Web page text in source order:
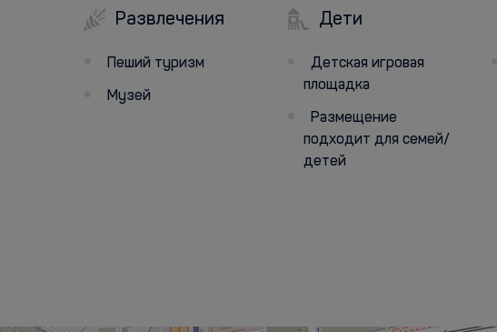
Развлечения
Пеший туризм
Музей
Дети
Детская игровая
площадка
Размещение
подходит для семей/
детей